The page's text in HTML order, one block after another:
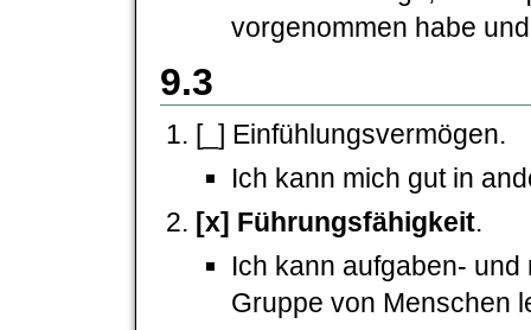
vorgenommen habe
9.3
[_] Einfühlungsvermögen.
Ich kann mich gut in
[x] Führungsfähigkeit.
Ich kann aufgaben-
Gruppe von Menschen